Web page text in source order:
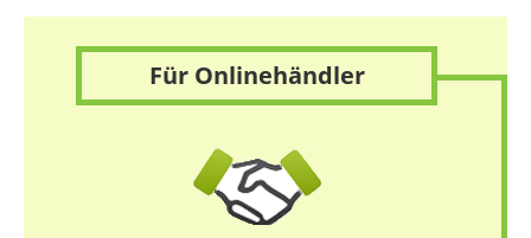
Für Onlinehändler